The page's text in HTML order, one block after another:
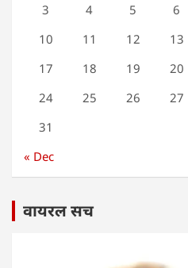
3 4 5 6
10
11 12 13
17
18 19 20
24
25 26 27
31
« Dec
वायरल सच